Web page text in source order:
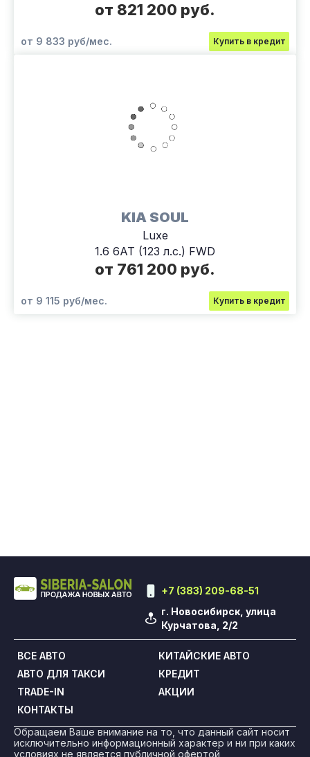
от 821 200 руб.
от 9 833 руб/мес. Купить в кредит
KIA SOUL
Luxe
1.6 6АТ (123 л.с.) FWD
от 761 200 руб.
от 9 115 руб/мес. Купить в кредит
+7 (383) 209-68-51
г. Новосибирск, улица
Курчатова, 2/2
ВСЕ АВТО
КИТАЙСКИЕ АВТО
АВТО ДЛЯ ТАКСИ
КРЕДИТ
TRADE-IN
АКЦИИ
КОНТАКТЫ
Обращаем Ваше внимание на то, что данный сайт носит
исключительно информационный характер и ни при каких
условиях не является публичной офертой,